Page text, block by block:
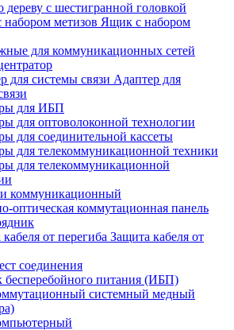
с шестигранной головкой
Ящик с набором
для коммуникационных сетей
Адаптер для
для ИБП
для оптоволоконной технологии
для соединительной кассеты
для телекоммуникационной техники
для телекоммуникационной
коммуникационный
оптическая коммутационная панель
Защита кабеля от
соединения
бесперебойного питания (ИБП)
системный медный